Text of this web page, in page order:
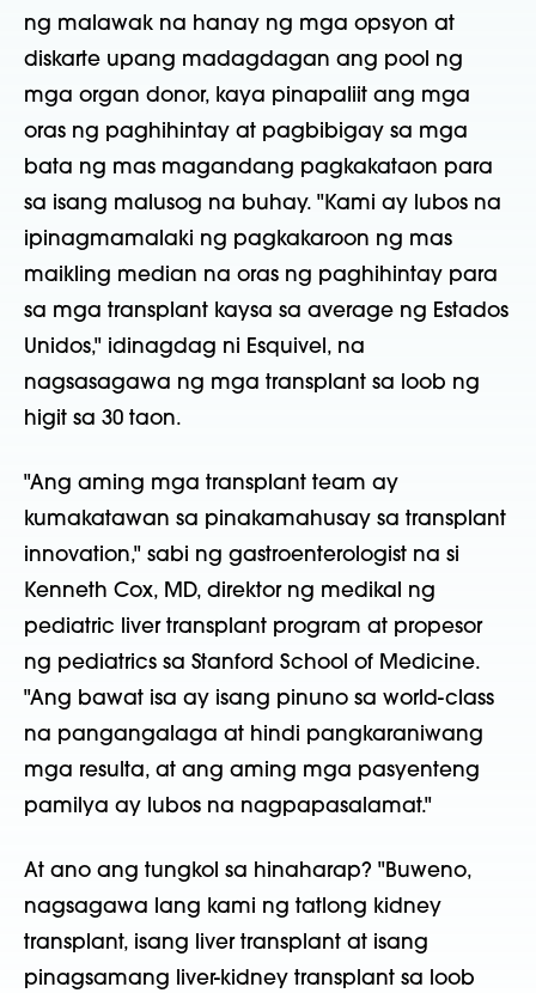
ng malawak na hanay ng mga opsyon at
diskarte upang madagdagan ang pool ng
mga organ donor, kaya pinapaliit ang mga
oras ng paghihintay at pagbibigay sa mga
bata ng mas magandang pagkakataon para
sa isang malusog na buhay. "Kami ay lubos na
ipinagmamalaki ng pagkakaroon ng mas
maikling median na oras ng paghihintay para
sa mga transplant kaysa sa average ng Estados
Unidos," idinagdag ni Esquivel, na
nagsasagawa ng mga transplant sa loob ng
higit sa 30 taon.
"Ang aming mga transplant team ay
kumakatawan sa pinakamahusay sa transplant
innovation," sabi ng gastroenterologist na si
Kenneth Cox, MD, direktor ng medikal ng
pediatric liver transplant program at propesor
ng pediatrics sa Stanford School of Medicine.
"Ang bawat isa ay isang pinuno sa world-class
na pangangalaga at hindi pangkaraniwang
mga resulta, at ang aming mga pasyenteng
pamilya ay lubos na nagpapasalamat."
At ano ang tungkol sa hinaharap? "Buweno,
nagsagawa lang kami ng tatlong kidney
transplant, isang liver transplant at isang
pinagsamang liver-kidney transplant sa loob